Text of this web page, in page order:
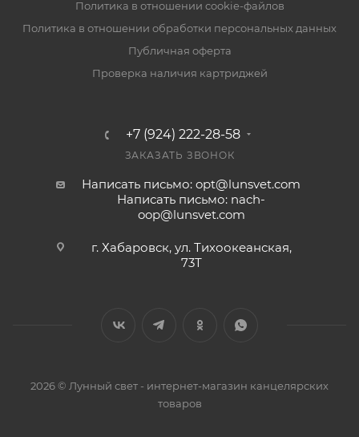
Политика в отношении cookie-файлов
Политика в отношении обработки персональных данных
Публичная оферта
Проверка наличия картриджей
+7 (924) 222-28-58
ЗАКАЗАТЬ ЗВОНОК
Написать письмо: opt@lunsvet.com
Написать письмо: nach-
oop@lunsvet.com
г. Хабаровск, ул. Тихоокеанская,
73Т
2026 © Лунный свет - интернет-магазин канцелярских
товаров